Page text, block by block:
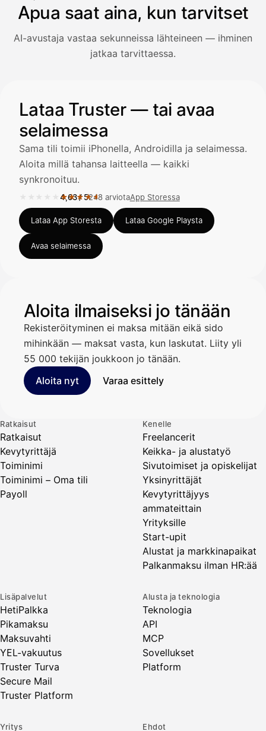
Apua saat aina, kun tarvitset
AI-avustaja vastaa sekunneissa lähteineen — ihminen
jatkaa tarvittaessa.
Avaa Kuitit-välilehti ja valitse
Kirjoita viesti…
Lataa Truster — tai avaa
selaimessa
Sama tili toimii iPhonella, Androidilla ja selaimessa.
Aloita millä tahansa laitteella — kaikki
synkronoituu.
★★★★★
Arvosana 4,63 / 5 App Storessa, 248 arviota.
4,63/5248 arviotaApp Storessa
Lataa App Storesta Lataa Google Playsta
Avaa selaimessa
Aloita ilmaiseksi jo tänään
Rekisteröityminen ei maksa mitään eikä sido
mihinkään — maksat vasta, kun laskutat. Liity yli
55 000 tekijän joukkoon jo tänään.
Aloita nyt
Varaa esittely
Ratkaisut
Ratkaisut
Kevytyrittäjä
Toiminimi
Toiminimi – Oma tili
Payoll
Kenelle
Freelancerit
Keikka- ja alustatyö
Sivutoimiset ja opiskelijat
Yksinyrittäjät
Kevytyrittäjyys
ammateittain
Yrityksille
Start-upit
Alustat ja markkinapaikat
Palkanmaksu ilman HR:ää
Lisäpalvelut
HetiPalkka
Pikamaksu
Maksuvahti
YEL-vakuutus
Truster Turva
Secure Mail
Truster Platform
Alusta ja teknologia
Teknologia
API
MCP
Sovellukset
Platform
Yritys Ehdot